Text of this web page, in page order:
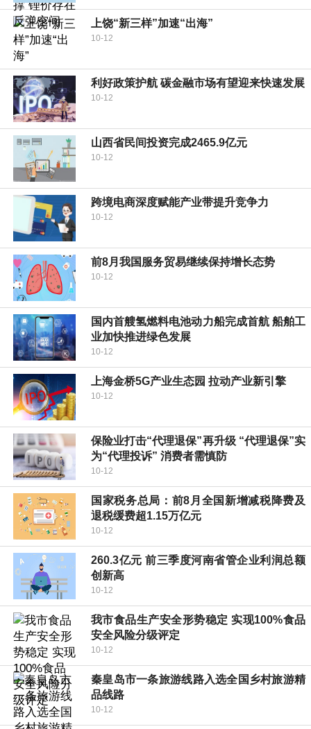
上饶“新三样”加速“出海”
10-12
利好政策护航 碳金融市场有望迎来快速发展
10-12
山西省民间投资完成2465.9亿元
10-12
跨境电商深度赋能产业带提升竞争力
10-12
前8月我国服务贸易继续保持增长态势
10-12
国内首艘氢燃料电池动力船完成首航 船舶工
业加快推进绿色发展
10-12
上海金桥5G产业生态园 拉动产业新引擎
10-12
保险业打击“代理退保”再升级 “代理退保”实
为“代理投诉” 消费者需慎防
10-12
国家税务总局：前8月全国新增减税降费及
退税缓费超1.15万亿元
10-12
260.3亿元 前三季度河南省管企业利润总额
创新高
10-12
我市食品生产安全形势稳定 实现100%食品
安全风险分级评定
10-12
秦皇岛市一条旅游线路入选全国乡村旅游精
品线路
10-12